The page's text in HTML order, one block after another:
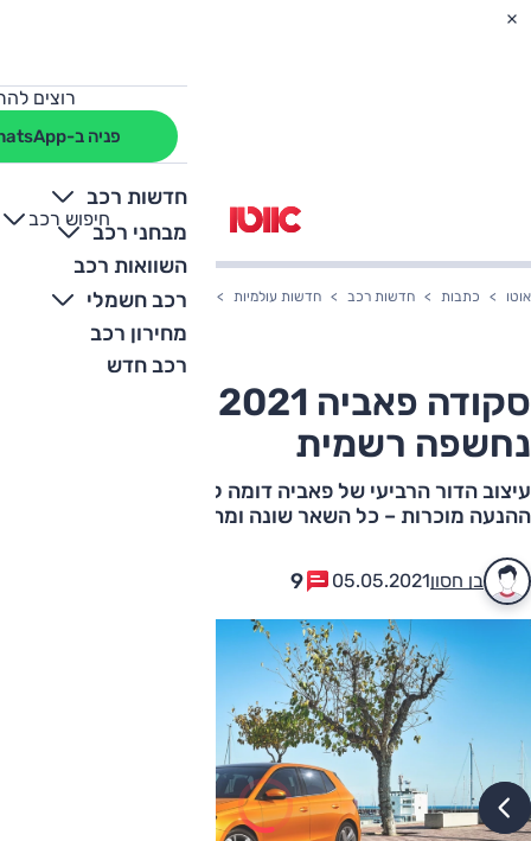
רוצים
פניה ב-WhatsApp
חדשות רכב
מבחני רכב
השוואות רכב
רכב חשמלי
מחירון רכב
רכב חדש
חיפוש רכב
+
-
אוטו כתבות חדשות רכב חדשות עולמיות סקודה פאביה 2021 החדשה נחשפה רשמית
נחשפה רשמית
עיצוב הדור הרביעי של פאביה דומה לזה של קודמו, יחידות
ההנעה מוכרות – כל השאר שונה ומתקדם בהרבה
בן חסון05.05.2021
9